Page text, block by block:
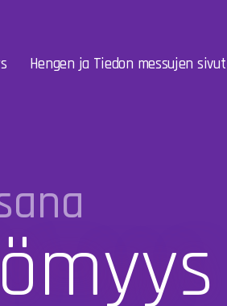
Hengen ja Tiedon messujen sivut